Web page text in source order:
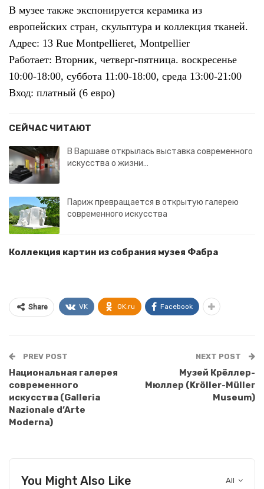
В музее также экспонируется керамика из
европейских стран, скульптура и коллекция тканей.
Адрес: 13 Rue Montpellieret, Montpellier
Работает: Вторник, четверг-пятница. воскресенье
10:00-18:00, суббота 11:00-18:00, среда 13:00-21:00
Вход: платный (6 евро)
СЕЙЧАС ЧИТАЮТ
В Варшаве открылась выставка современного
искусства о жизни…
Париж превращается в открытую галерею
современного искусства
Коллекция картин из собрания музея Фабра
Share VK OK.ru Facebook
PREV POST
Национальная галерея
современного
искусства (Galleria
Nazionale d’Arte
Moderna)
NEXT POST
Музей Крёллер-
Мюллер (Kröller-Müller
Museum)
All
You Might Also Like